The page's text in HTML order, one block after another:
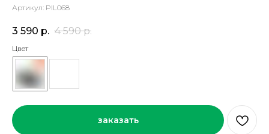
Артикул: PIL068
3 590 р. 4 590 р.
Цвет
заказать